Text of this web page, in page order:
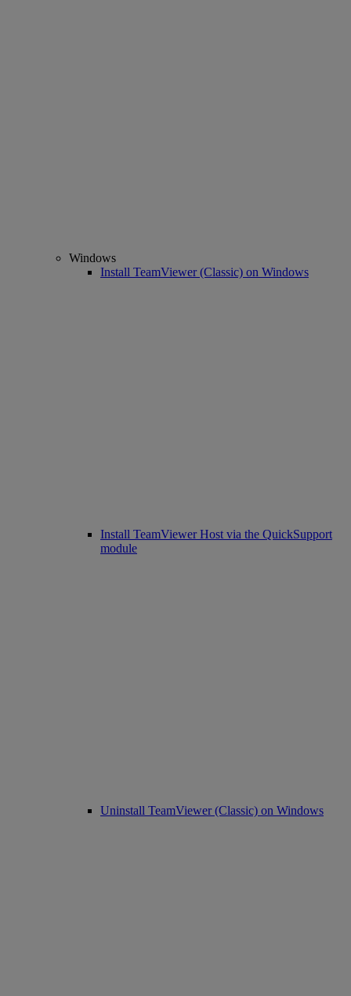
Windows
Install TeamViewer (Classic) on Windows
Install TeamViewer Host via the QuickSupport
module
Uninstall TeamViewer (Classic) on Windows